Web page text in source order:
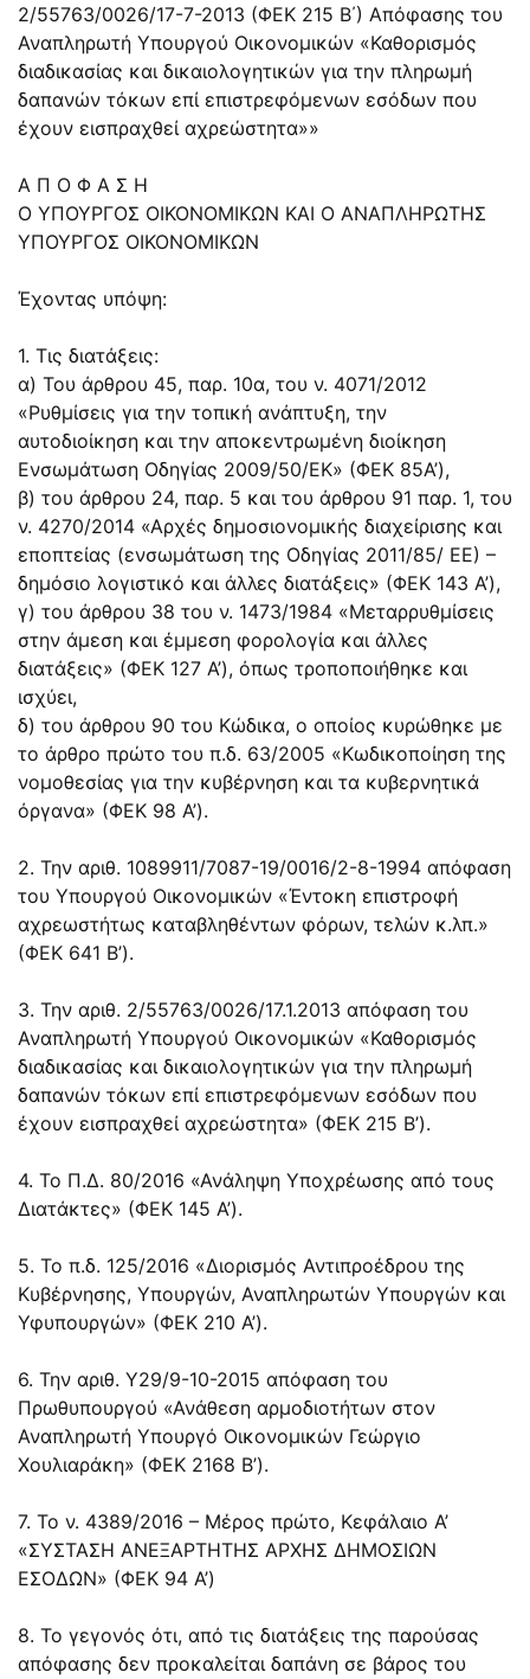
2/55763/0026/17-7-2013 (ΦΕΚ 215 Β΄) Απόφασης του
Αναπληρωτή Υπουργού Οικονομικών «Καθορισμός
διαδικασίας και δικαιολογητικών για την πληρωμή
δαπανών τόκων επί επιστρεφόμενων εσόδων που
έχουν εισπραχθεί αχρεώστητα»»
Α Π Ο Φ Α Σ Η
Ο ΥΠΟΥΡΓΟΣ ΟΙΚΟΝΟΜΙΚΩΝ ΚΑΙ Ο ΑΝΑΠΛΗΡΩΤΗΣ
ΥΠΟΥΡΓΟΣ ΟΙΚΟΝΟΜΙΚΩΝ
Έχοντας υπόψη:
1. Τις διατάξεις:
α) Του άρθρου 45, παρ. 10α, του ν. 4071/2012
«Ρυθμίσεις για την τοπική ανάπτυξη, την
αυτοδιοίκηση και την αποκεντρωμένη διοίκηση
Ενσωμάτωση Οδηγίας 2009/50/ΕΚ» (ΦΕΚ 85Α’),
β) του άρθρου 24, παρ. 5 και του άρθρου 91 παρ. 1, του
ν. 4270/2014 «Αρχές δημοσιονομικής διαχείρισης και
εποπτείας (ενσωμάτωση της Οδηγίας 2011/85/ ΕΕ) –
δημόσιο λογιστικό και άλλες διατάξεις» (ΦΕΚ 143 Α’),
γ) του άρθρου 38 του ν. 1473/1984 «Μεταρρυθμίσεις
στην άμεση και έμμεση φορολογία και άλλες
διατάξεις» (ΦΕΚ 127 Α’), όπως τροποποιήθηκε και
ισχύει,
δ) του άρθρου 90 του Κώδικα, ο οποίος κυρώθηκε με
το άρθρο πρώτο του π.δ. 63/2005 «Κωδικοποίηση της
νομοθεσίας για την κυβέρνηση και τα κυβερνητικά
όργανα» (ΦΕΚ 98 Α’).
2. Την αριθ. 1089911/7087-19/0016/2-8-1994 απόφαση
του Υπουργού Οικονομικών «Έντοκη επιστροφή
αχρεωστήτως καταβληθέντων φόρων, τελών κ.λπ.»
(ΦΕΚ 641 Β’).
3. Την αριθ. 2/55763/0026/17.1.2013 απόφαση του
Αναπληρωτή Υπουργού Οικονομικών «Καθορισμός
διαδικασίας και δικαιολογητικών για την πληρωμή
δαπανών τόκων επί επιστρεφόμενων εσόδων που
έχουν εισπραχθεί αχρεώστητα» (ΦΕΚ 215 Β’).
4. Το Π.Δ. 80/2016 «Ανάληψη Υποχρέωσης από τους
Διατάκτες» (ΦΕΚ 145 Α’).
5. Το π.δ. 125/2016 «Διορισμός Αντιπροέδρου της
Κυβέρνησης, Υπουργών, Αναπληρωτών Υπουργών και
Υφυπουργών» (ΦΕΚ 210 Α’).
6. Την αριθ. Υ29/9-10-2015 απόφαση του
Πρωθυπουργού «Ανάθεση αρμοδιοτήτων στον
Αναπληρωτή Υπουργό Οικονομικών Γεώργιο
Χουλιαράκη» (ΦΕΚ 2168 Β’).
7. Το ν. 4389/2016 – Μέρος πρώτο, Κεφάλαιο Α’
«ΣΥΣΤΑΣΗ ΑΝΕΞΑΡΤΗΤΗΣ ΑΡΧΗΣ ΔΗΜΟΣΙΩΝ
ΕΣΟΔΩΝ» (ΦΕΚ 94 Α’)
8. Το γεγονός ότι, από τις διατάξεις της παρούσας
απόφασης δεν προκαλείται δαπάνη σε βάρος του